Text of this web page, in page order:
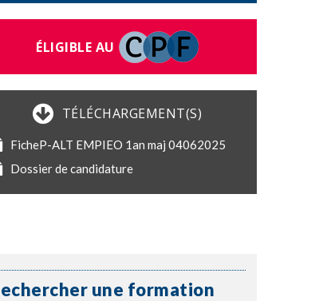
ÉLIGIBLE AU
TÉLÉCHARGEMENT(S)
FicheP-ALT EMPIEO 1an maj 04062025
Dossier de candidature
une formation